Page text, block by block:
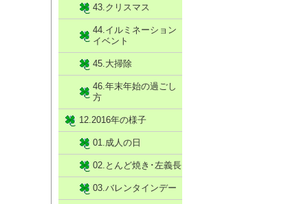
43.クリスマス
44.イルミネーション
イベント
45.大掃除
46.年末年始の過ごし
方
12.2016年の様子
01.成人の日
02.とんど焼き･左義長
03.バレンタインデー